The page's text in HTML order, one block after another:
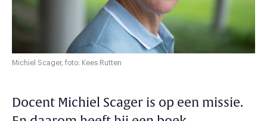
Michiel Scager, foto: Kees Rutten
Docent Michiel Scager is op een missie.